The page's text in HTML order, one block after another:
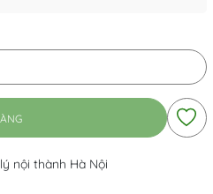
nội thành Hà Nội